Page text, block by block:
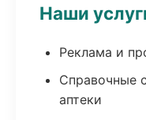
Наши
Реклама и
Справочные
аптеки